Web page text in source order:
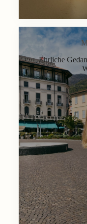
Ehrliche